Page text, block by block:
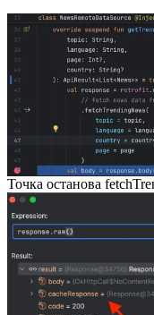
Точка останова